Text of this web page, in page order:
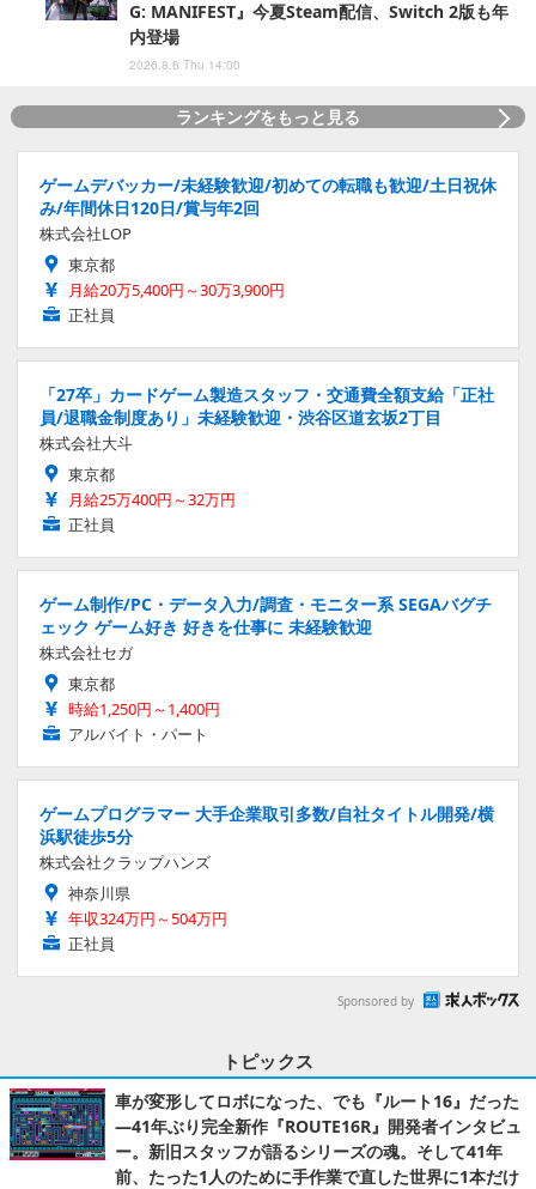
G: MANIFEST』今夏Steam配信、Switch 2版も年
内登場
2026.8.6 Thu 14:00
ランキングをもっと見る
ゲームデバッカー/未経験歓迎/初めての転職も歓迎/土日祝休
み/年間休日120日/賞与年2回
株式会社LOP
東京都
月給20万5,400円～30万3,900円
正社員
「27卒」カードゲーム製造スタッフ・交通費全額支給「正社
員/退職金制度あり」未経験歓迎・渋谷区道玄坂2丁目
株式会社大斗
東京都
月給25万400円～32万円
正社員
ゲーム制作/PC・データ入力/調査・モニター系 SEGAバグチ
ェック ゲーム好き 好きを仕事に 未経験歓迎
株式会社セガ
東京都
時給1,250円～1,400円
アルバイト・パート
ゲームプログラマー 大手企業取引多数/自社タイトル開発/横
浜駅徒歩5分
株式会社クラップハンズ
神奈川県
年収324万円～504万円
正社員
Sponsored by
トピックス
車が変形してロボになった、でも『ルート16』だった
―41年ぶり完全新作『ROUTE16R』開発者インタビュ
ー。新旧スタッフが語るシリーズの魂。そして41年
前、たった1人のために手作業で直した世界に1本だけ